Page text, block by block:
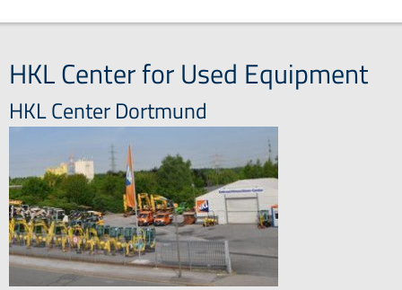
HKL Center for Used Equipment
HKL Center Dortmund